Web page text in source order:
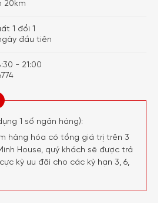
thích với mọi loại
và lò nướng
khi vệ sinh trong
006: 1,35 lít
006: 1,7 lít
006: 3,4 lít
006: Dài 34,4 cm x
17,3 cm x Cao 5 cm
0,617 kg
006: Dài 37 cm x
18,6 cm x Cao 5,2
0,723 kg
006: Dài 40,8 cm x
20,6 cm x Cao 5,9
20km
1 đổi 1
đầu tiên
- 21:00
1 số ngân hàng):
hàng hóa có tổng giá trị trên 3
House, quý khách sẽ được trả
kỳ ưu đãi cho các kỳ hạn 3, 6,